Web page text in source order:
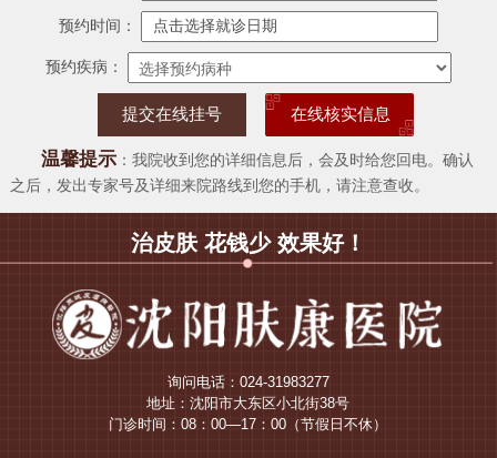
预约时间：
预约疾病：
在线核实信息
温馨提示：我院收到您的详细信息后，会及时给您回电。确认
之后，发出专家号及详细来院路线到您的手机，请注意查收。
治皮肤 花钱少 效果好！
询问电话：024-31983277
地址：沈阳市大东区小北街38号
门诊时间：08：00—17：00（节假日不休）